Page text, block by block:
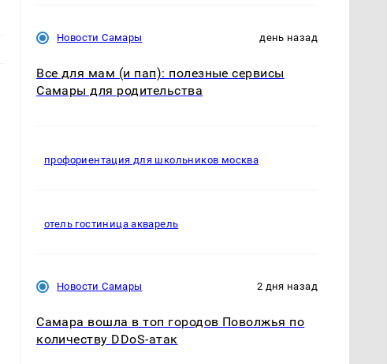
Новости Самары день назад
Все для мам (и пап): полезные сервисы
Самары для родительства
профориентация для школьников москва
отель гостиница акварель
Новости Самары 2 дня назад
Самара вошла в топ городов Поволжья по
количеству DDoS-атак